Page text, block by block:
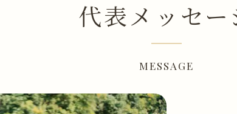
代表メッセー
MESSAGE